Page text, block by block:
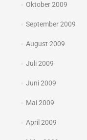
Oktober 2009
September 2009
August 2009
Juli 2009
Juni 2009
Mai 2009
April 2009